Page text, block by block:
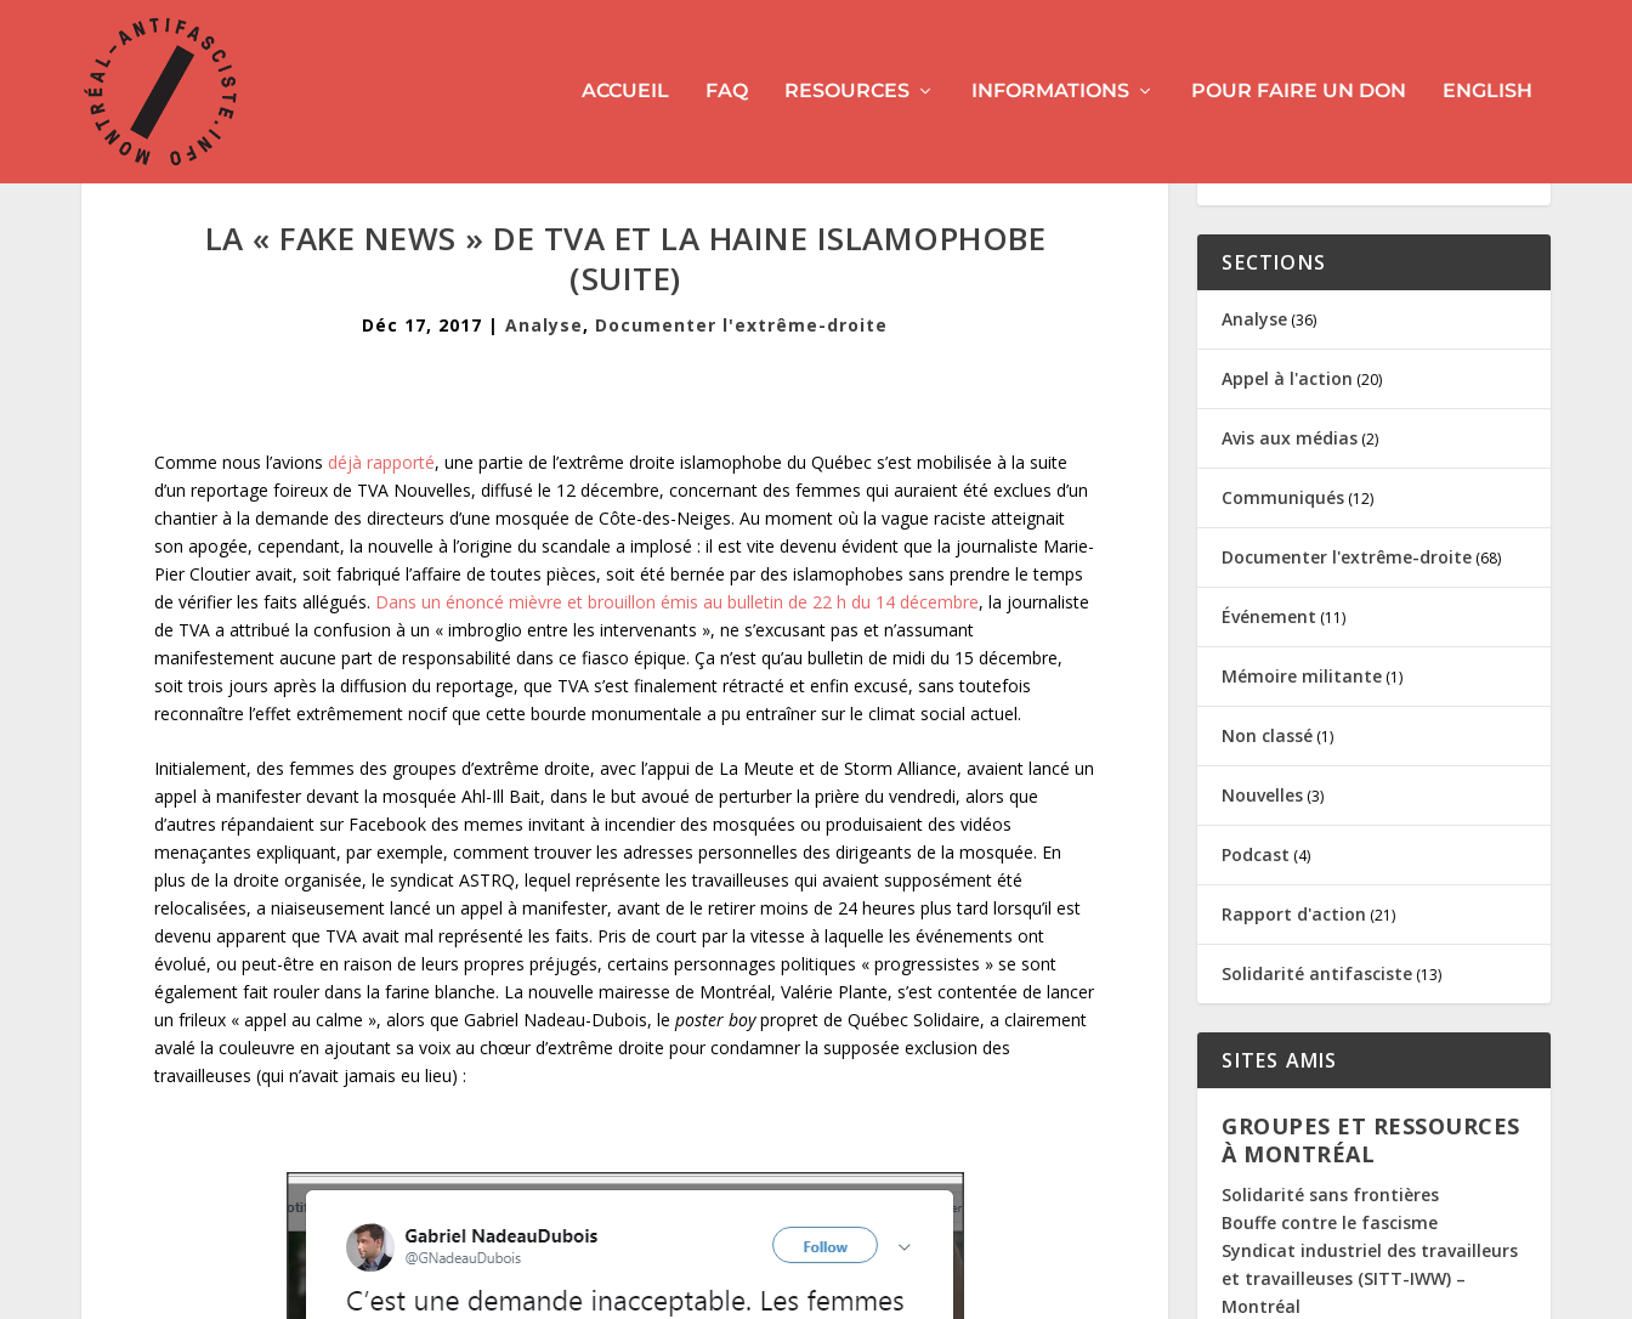
ACCUEIL FAQ RESOURCES INFORMATIONS POUR FAIRE UN DON ENGLISH
LA « FAKE NEWS » DE TVA ET LA HAINE ISLAMOPHOBE
(SUITE)
Déc 17, 2017 |Analyse, Documenter l'extrême-droite
Comme nous l’avions déjà rapporté, une partie de l’extrême droite islamophobe du Québec s’est mobilisée à la suite
d’un reportage foireux de TVA Nouvelles, diffusé le 12 décembre, concernant des femmes qui auraient été exclues d’un
chantier à la demande des directeurs d’une mosquée de Côte-des-Neiges. Au moment où la vague raciste atteignait
son apogée, cependant, la nouvelle à l’origine du scandale a implosé : il est vite devenu évident que la journaliste Marie-
Pier Cloutier avait, soit fabriqué l’affaire de toutes pièces, soit été bernée par des islamophobes sans prendre le temps
de vérifier les faits allégués. Dans un énoncé mièvre et brouillon émis au bulletin de 22 h du 14 décembre, la journaliste
de TVA a attribué la confusion à un « imbroglio entre les intervenants », ne s’excusant pas et n’assumant
manifestement aucune part de responsabilité dans ce fiasco épique. Ça n’est qu’au bulletin de midi du 15 décembre,
soit trois jours après la diffusion du reportage, que TVA s’est finalement rétracté et enfin excusé, sans toutefois
reconnaître l’effet extrêmement nocif que cette bourde monumentale a pu entraîner sur le climat social actuel.
Initialement, des femmes des groupes d’extrême droite, avec l’appui de La Meute et de Storm Alliance, avaient lancé un
appel à manifester devant la mosquée Ahl-Ill Bait, dans le but avoué de perturber la prière du vendredi, alors que
d’autres répandaient sur Facebook des memes invitant à incendier des mosquées ou produisaient des vidéos
menaçantes expliquant, par exemple, comment trouver les adresses personnelles des dirigeants de la mosquée. En
plus de la droite organisée, le syndicat ASTRQ, lequel représente les travailleuses qui avaient supposément été
relocalisées, a niaiseusement lancé un appel à manifester, avant de le retirer moins de 24 heures plus tard lorsqu’il est
devenu apparent que TVA avait mal représenté les faits. Pris de court par la vitesse à laquelle les événements ont
évolué, ou peut-être en raison de leurs propres préjugés, certains personnages politiques « progressistes » se sont
également fait rouler dans la farine blanche. La nouvelle mairesse de Montréal, Valérie Plante, s’est contentée de lancer
un frileux « appel au calme », alors que Gabriel Nadeau-Dubois, leposter boypropret de Québec Solidaire, a clairement
avalé la couleuvre en ajoutant sa voix au chœur d’extrême droite pour condamner la supposée exclusion des
travailleuses (qui n’avait jamais eu lieu) :
SECTIONS
Analyse (36)
Appel à l'action (20)
Avis aux médias (2)
Communiqués (12)
Documenter l'extrême-droite (68)
Événement (11)
Mémoire militante (1)
Non classé (1)
Nouvelles (3)
Podcast (4)
Rapport d'action (21)
Solidarité antifasciste (13)
SITES AMIS
GROUPES ET RESSOURCES
À MONTRÉAL
Solidarité sans frontières
Bouffe contre le fascisme
Syndicat industriel des travailleurs
et travailleuses (SITT-IWW) –
Montréal